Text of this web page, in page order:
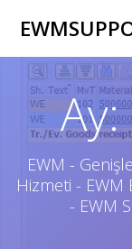
Ay:
EWM -
Hizmeti - EWM
- EWM